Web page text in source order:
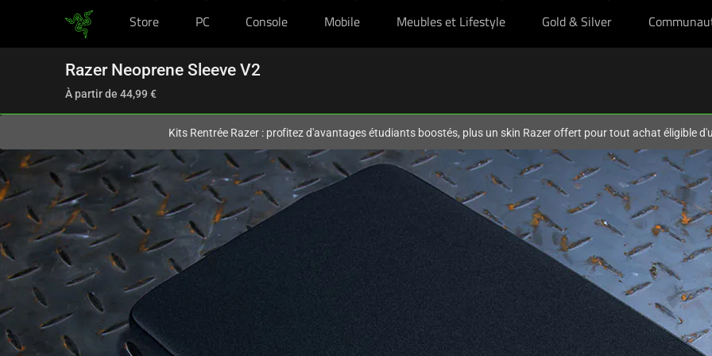
Store PC Console Mobile Meubles et Lifestyle Gold & Silver
Kits Rentrée Razer : profitez d'avantages étudiants boostés, plus un skin Razer offert pour tout achat éligible
Razer Neoprene Sleeve V2
À partir de 44,99 €